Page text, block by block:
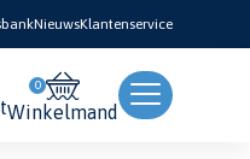
NieuwsKlantenservice
Winkelmand